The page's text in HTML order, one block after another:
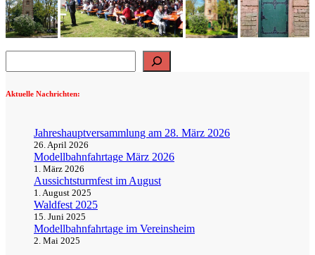
Aktuelle Nachrichten:
Jahreshauptversammlung am 28. März 2026
26. April 2026
Modellbahnfahrtage März 2026
1. März 2026
Aussichtsturmfest im August
1. August 2025
Waldfest 2025
15. Juni 2025
Modellbahnfahrtage im Vereinsheim
2. Mai 2025